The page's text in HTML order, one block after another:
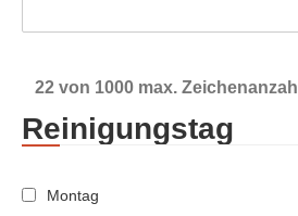
22 von 1000 max. Zeichenanzahl
Reinigungstag
Montag